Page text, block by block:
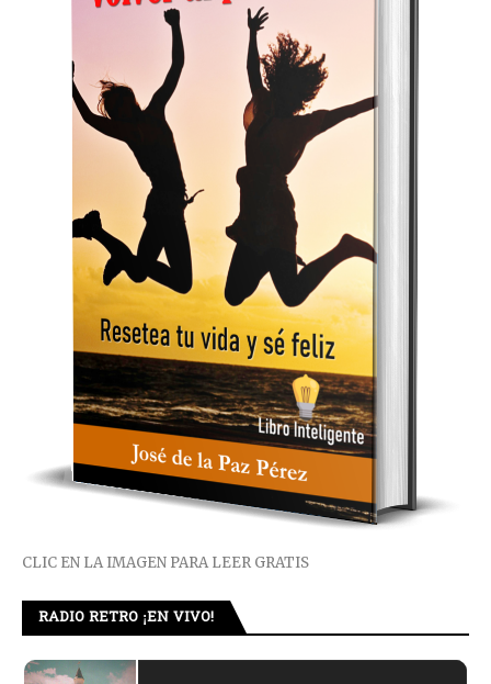
CLIC EN LA IMAGEN PARA LEER GRATIS
RADIO RETRO ¡EN VIVO!